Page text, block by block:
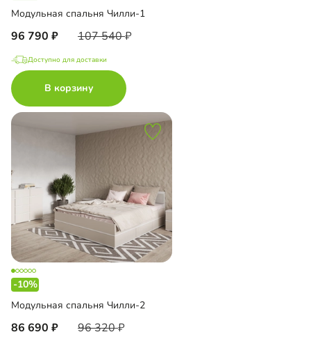
Модульная спальня Чилли-1
96 790 107 540
Доступно для доставки
В корзину
-10%
Модульная спальня Чилли-2
86 690 96 320